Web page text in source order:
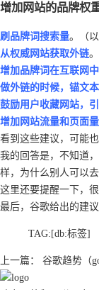
增加网站的品牌权
刷品牌词搜索量。（
从权威网站获取外链
增加品牌词在互联网
做外链的时候，锚文
鼓励用户收藏网站，
增加网站流量和页面
看到这些建议，可能
我的回答是，不知道
样，为什么别人可以
这里还要提醒一下，
最后，谷歌给出的建
TAG:[db:标签]
上一篇： 谷歌趋势（